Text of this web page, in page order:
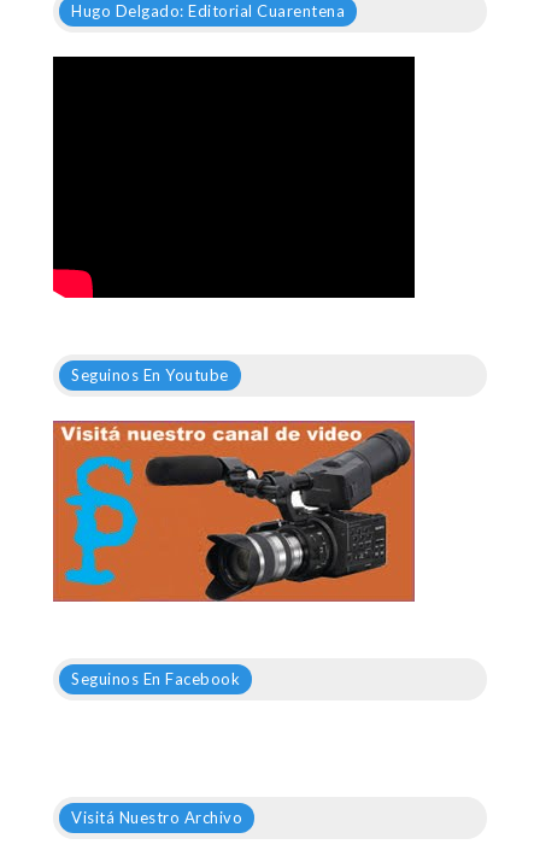
Hugo Delgado: Editorial Cuarentena
Seguinos En Youtube
Seguinos En Facebook
Visitá Nuestro Archivo